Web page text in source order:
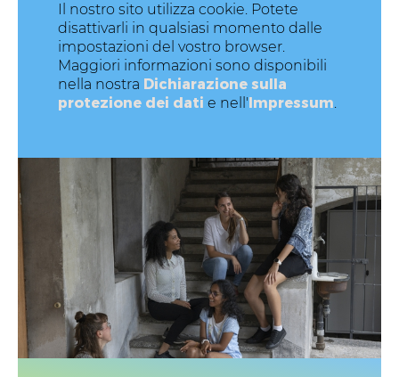
Il nostro sito utilizza cookie. Potete
disattivarli in qualsiasi momento dalle
impostazioni del vostro browser.
Maggiori informazioni sono disponibili
nella nostra Dichiarazione sulla
protezione dei dati e nell'Impressum.